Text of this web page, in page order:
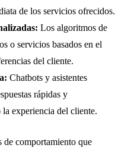
de los servicios ofrecidos.
Los algoritmos de
o servicios basados en el
del cliente.
Chatbots y asistentes
rápidas y
experiencia del cliente.
de comportamiento que